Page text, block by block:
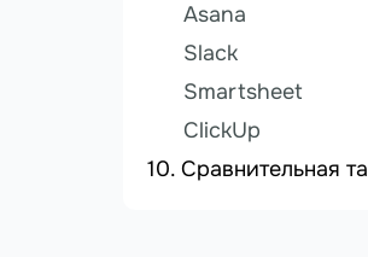
Asana
Slack
Smartsheet
ClickUp
Сравнительная